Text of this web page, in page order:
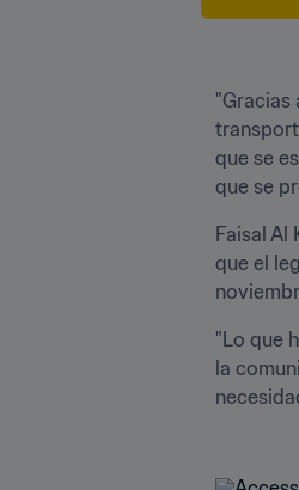
"Gracias
que se
que se
Faisal Al
que el
"Lo que
la